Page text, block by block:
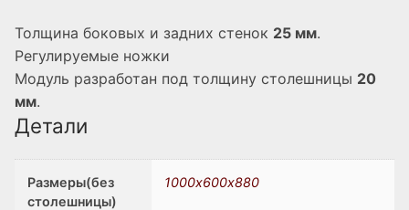
Толщина боковых и задних стенок 25 мм.
Регулируемые ножки
Модуль разработан под толщину столешницы 20
мм.
Детали
Размеры(без
столешницы)
1000х600х880